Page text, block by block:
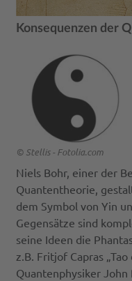
Konsequenzen der
© Stellis - Fotolia.com
Niels Bohr, einer der
Quantentheorie,
dem Symbol von Yin
Gegensätze sind
seine Ideen die
z.B. Fritjof Capras
Quantenphysiker